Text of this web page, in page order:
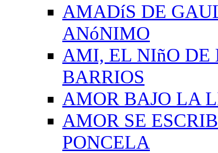
AMADíS DE
ANóNIMO
AMI, EL NIñO DE
BARRIOS
AMOR BAJO LA
AMOR SE
PONCELA